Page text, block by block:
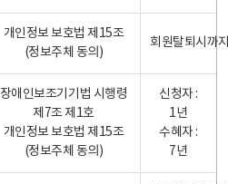
개인정보 보호법 제15조
(정보주체 동의)
회원탈퇴시까
장애인보조기기법 시행령
제7조 제1호
개인정보 보호법 제15조
(정보주체 동의)
신청자 :
1년
수혜자 :
7년